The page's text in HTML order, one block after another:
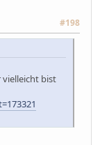
#198
vielleicht bist